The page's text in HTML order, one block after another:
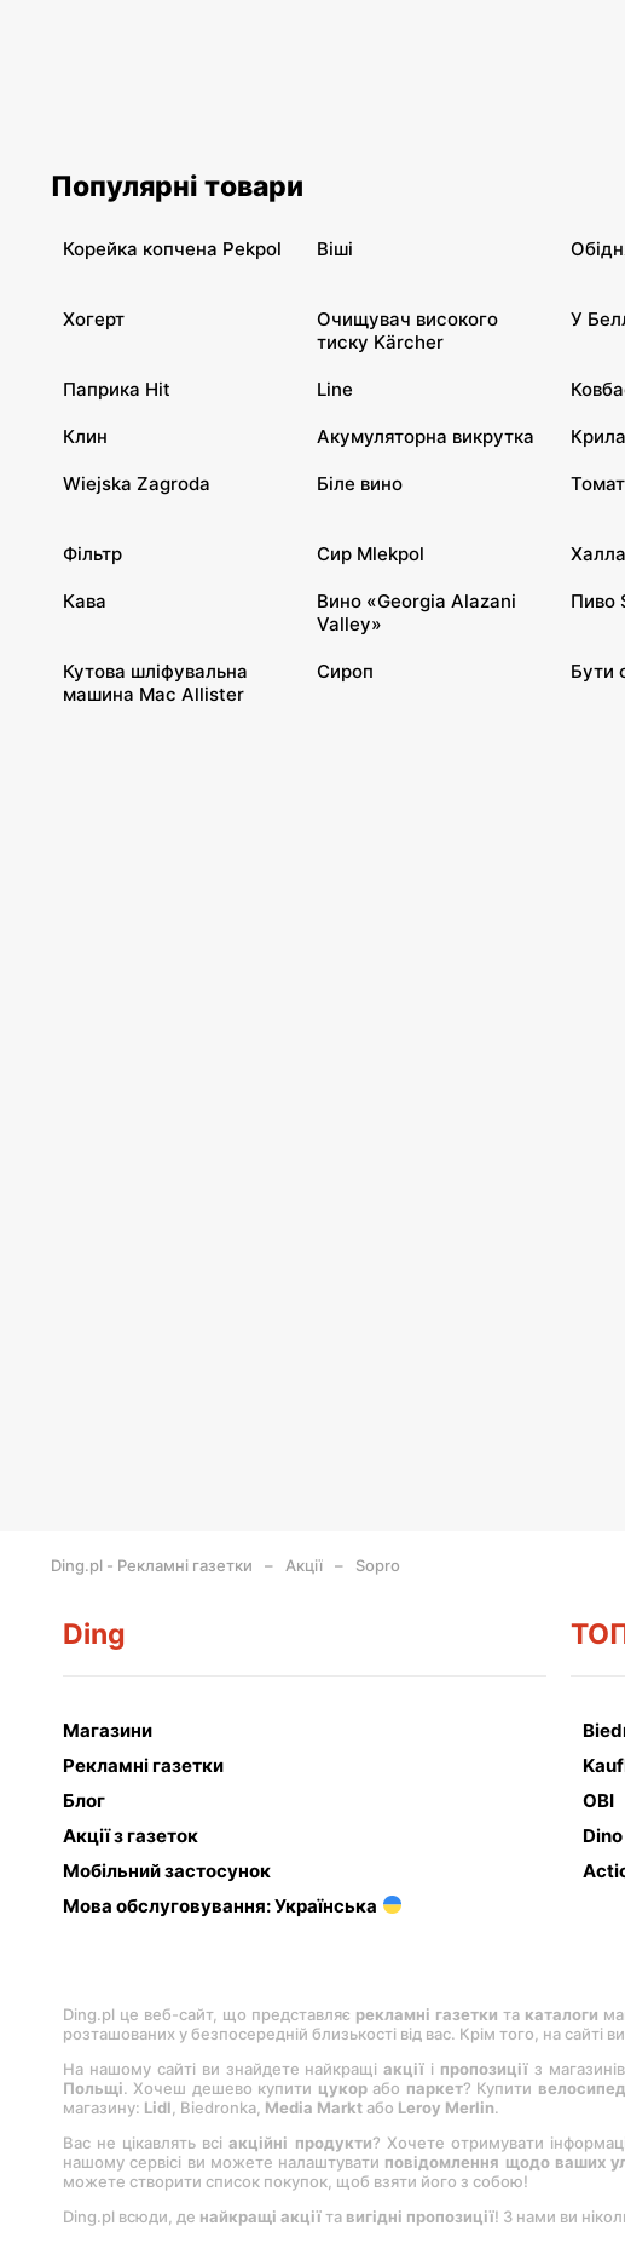
Популярні товари
Корейка копчена Pekpol Віші
Хогерт
Очищувач високого
тиску Kärcher
У
Паприка Hit Line
Клин Акумуляторна викрутка Крила
Wiejska Zagroda Біле вино
Фільтр Сир Mlekpol Халла
Кава
Вино «Georgia Alazani
Valley»
Пиво
Кутова шліфувальна
машина Mac Allister
Сироп Бути
Ding.pl - Рекламні газетки Акції Sopro
Ding
Магазини
Рекламні газетки
Блог
Акції з газеток
Мобільний застосунок
Мова обслуговування: Українська
OBI
Dino
Ding.pl це веб-сайт, що представляє рекламні газетки та каталоги
розташованих у безпосередній близькості від вас. Крім того, на
На нашому сайті ви знайдете найкращіакції і пропозиції з
Польщі. Хочеш дешево купити цукорабо паркет? Купити велосипед
магазину: Lіdl, Bіedronka, Medіa Markt або Leroy Merlіn.
Вас не цікавлять всіакційні продукти? Хочете отримувати
нашому сервісі ви можете налаштувати повідомлення щодо ваших
можете створити список покупок, щоб взяти його з собою!
Ding.pl всюди, де найкращі акціїта вигідні пропозиції! З нами ви